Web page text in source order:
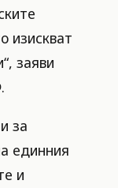
изискват
заяви
за
единния
и